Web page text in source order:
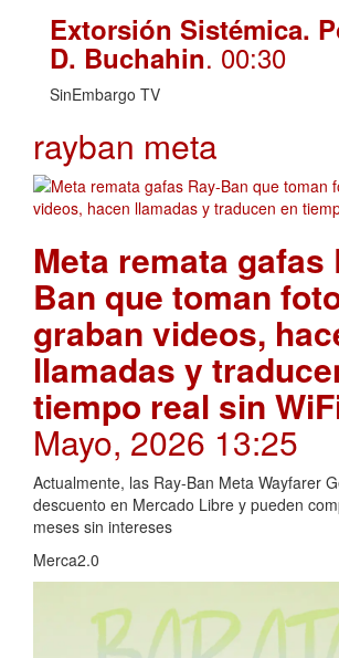
Extorsión Sistémica.
D. Buchahin. 00:30
SinEmbargo TV
rayban meta
Meta remata gafas
Ban que toman
graban videos,
llamadas y
tiempo real sin
Mayo, 2026 13:25
Actualmente, las Ray-Ban Meta Wayfarer
descuento en Mercado Libre y pueden
meses sin intereses
Merca2.0